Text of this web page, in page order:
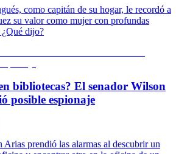
como capitán de su hogar, le recordó a
su valor como mujer con profundas
¿Qué dijo?
bibliotecas? El senador Wilson
posible espionaje
Arias prendió las alarmas al descubrir un